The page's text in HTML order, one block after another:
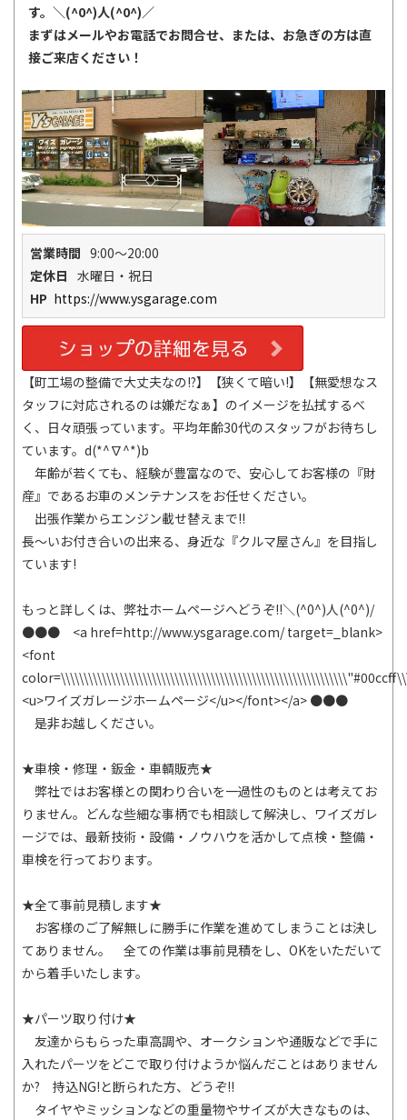
す。＼(^0^)人(^0^)／
まずはメールやお電話でお問合せ、または、お急ぎの方は直
接ご来店ください！
【町工場の整備で大丈夫なの!?】【狭くて暗い!】【無愛想なス
タッフに対応されるのは嫌だなぁ】のイメージを払拭するべ
く、日々頑張っています。平均年齢30代のスタッフがお待ちし
ています。d(*^∇^*)b
年齢が若くても、経験が豊富なので、安心してお客様の『財
産』であるお車のメンテナンスをお任せください。
出張作業からエンジン載せ替えまで!!
長～いお付き合いの出来る、身近な『クルマ屋さん』を目指し
ています!
もっと詳しくは、弊社ホームページへどうぞ!!＼(^0^)人(^0^)/
●●● <a href=http://www.ysgarage.com/ target=_blank>
<font
<u>ワイズガレージホームページ</u></font></a> ●●●
是非お越しください。
★車検・修理・鈑金・車輌販売★
弊社ではお客様との関わり合いを一過性のものとは考えてお
りません。どんな些細な事柄でも相談して解決し、ワイズガレ
ージでは、最新技術・設備・ノウハウを活かして点検・整備・
車検を行っております。
★全て事前見積します★
お客様のご了解無しに勝手に作業を進めてしまうことは決し
てありません。 全ての作業は事前見積をし、OKをいただいて
から着手いたします。
★パーツ取り付け★
友達からもらった車高調や、オークションや通販などで手に
入れたパーツをどこで取り付けようか悩んだことはありません
か? 持込NG!と断られた方、どうぞ!!
タイヤやミッションなどの重量物やサイズが大きなものは、
営業時間 9:00～20:00
定休日 水曜日・祝日
HP https://www.ysgarage.com